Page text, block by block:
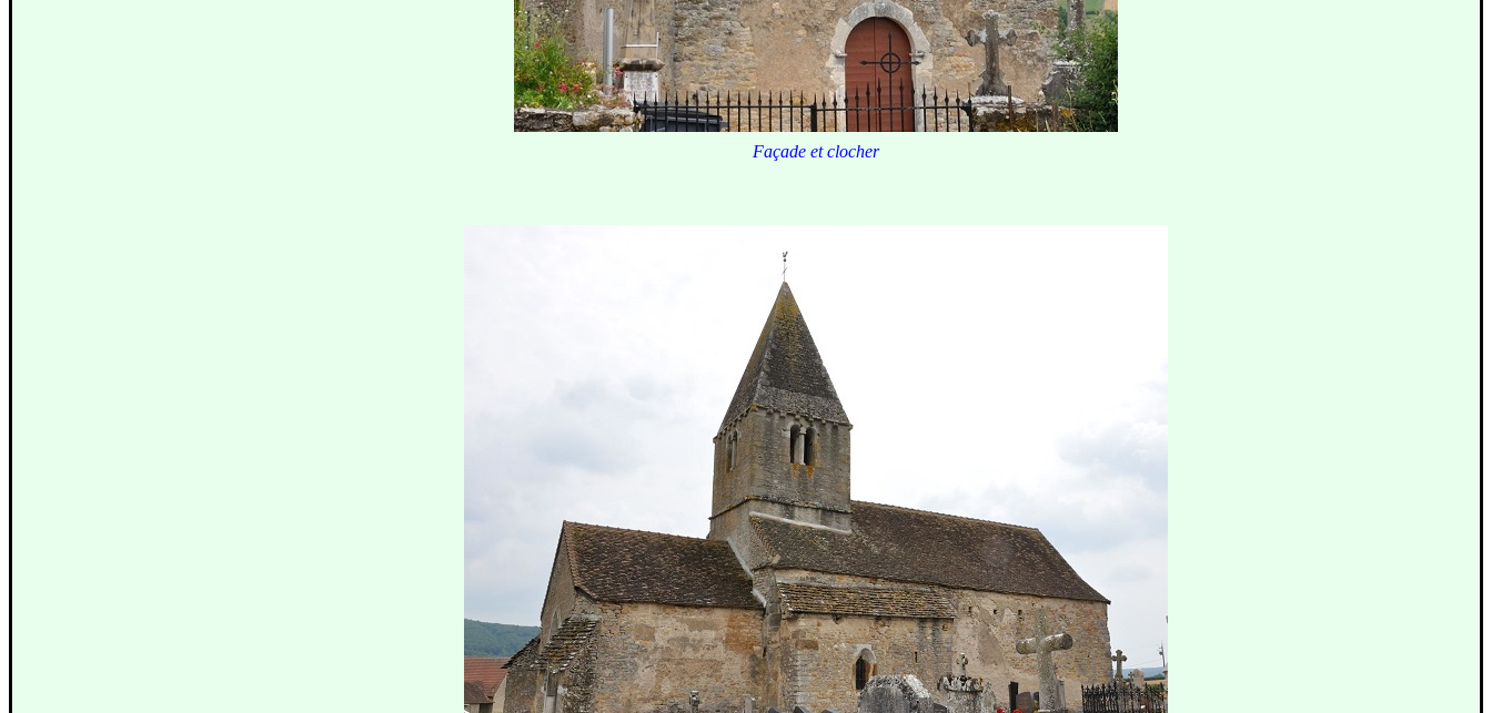
Façade et clocher